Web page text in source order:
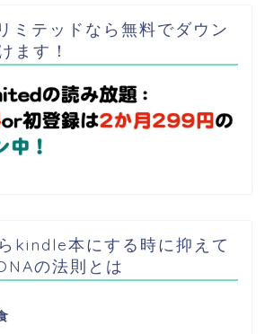
ミテッドなら無料でダウン
ます！
kindle本にする時に抑えて
の法則とは